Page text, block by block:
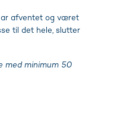
afventet og været
til det hele, slutter
med minimum 50